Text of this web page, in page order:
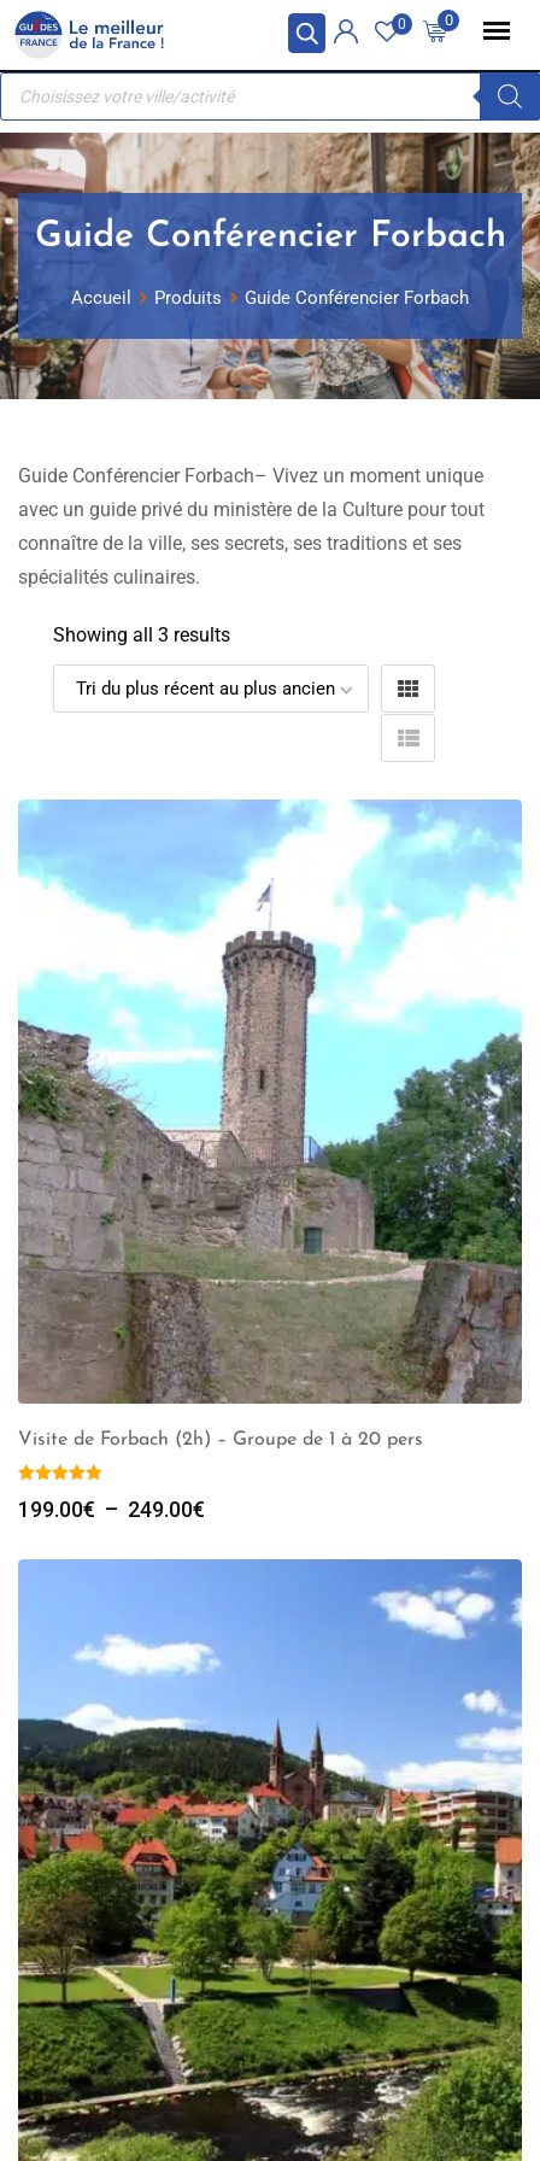
Panneau de gestion des cookies
Skip
content
0
0
Recherche
produits
Guide Conférencier Forbach
Accueil Produits Guide Conférencier Forbach
Guide Conférencier Forbach– Vivez un moment unique
avec un guide privé du ministère de la Culture pour tout
connaître de la ville, ses secrets, ses traditions et ses
spécialités culinaires.
Showing all 3 results
Visite de Forbach (2h) – Groupe de 1 à 20 pers
199.00€ – 249.00€
prix :
249.00€